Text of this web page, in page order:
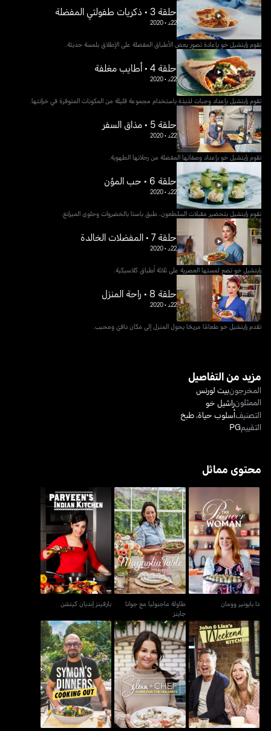
حلقة 3 • ذكريات طفولتي المفضلة
22د •
2020
تقوم رايتشيل خو بإعادة تصور بعض الأطباق المفضلة على الإطلاق بلمسة حديثة.
حلقة 4 • أطايب مغلفة
22د •
2020
تقوم رايتشيل بإعداد وجبات لذيذة باستخدام مجموعة قليلة من المكونات المتوفرة في خزانتها.
حلقة 5 • مذاق السفر
22د •
2020
تقوم رايتشيل خو بإعداد وصفاتها المفضلة من رحلاتها الطهوية.
حلقة 6 • حب المؤن
22د •
2020
تقوم رايتشيل بتحضير مقبلات السلطعون، طبق باستا بالخضروات وحلوى الميرانغ.
حلقة 7 • المفضلات الخالدة
22د •
2020
رايتشيل خو تضع لمستها العصرية على ثلاثة أطباق كلاسيكية.
حلقة 8 • راحة المنزل
22د •
2020
تقدم رايتشيل خو طعامًا مريحًا يحول المنزل إلى مكان دافئ ومحبب.
مزيد من التفاصيل
المخرجونبيت لورنس
الممثلونراشيل خو
التصنيفأسلوب حياة،طبخ
التقييمPG
محتوى مماثل
ذا بايونير وومان
ذا بايونير وومان
طاولة ماجنوليا مع جوانا
جاينز
طاولة ماجنوليا مع جوانا
جاينز
بارفينز إنديان كيتشن
بارفينز إنديان كيتشن
جون آند ليساز ويكند كيتشن
سيلينا + شيف: هوم فور ذا
هوليدايز
سايمونز دينرز كوكينغ آوت